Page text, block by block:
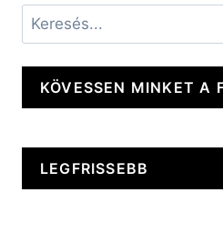
Keresés
KÖVESSEN MINKET A
LEGFRISSEBB